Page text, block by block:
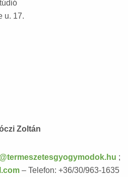
u. 17.
Zoltán
;
– Telefon: +36/30/963-1635